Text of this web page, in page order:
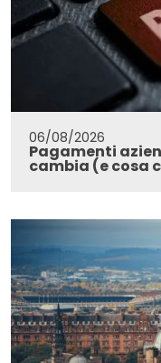
06/08/2026
Pagamenti
cambia (e cosa